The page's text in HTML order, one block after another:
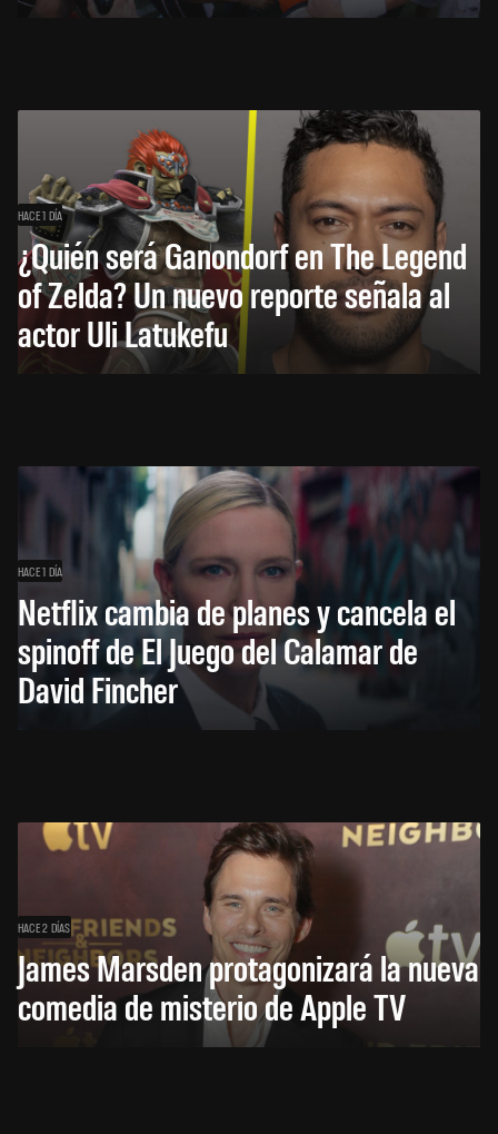
HACE 1 DÍA
¿Quién será Ganondorf en The Legend
of Zelda? Un nuevo reporte señala al
actor Uli Latukefu
HACE 1 DÍA
Netflix cambia de planes y cancela el
spinoff de El Juego del Calamar de
David Fincher
HACE 2 DÍAS
James Marsden protagonizará la nueva
comedia de misterio de Apple TV